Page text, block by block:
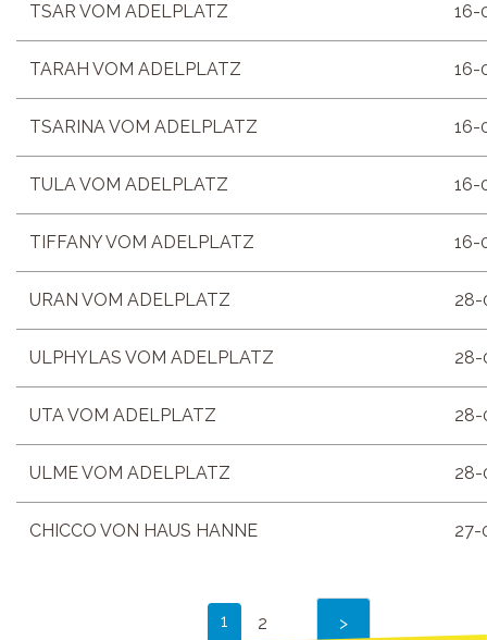
TSAR VOM ADELPLATZ 16-
TARAH VOM ADELPLATZ 16-
TSARINA VOM ADELPLATZ 16-
TULA VOM ADELPLATZ 16-
TIFFANY VOM ADELPLATZ 16-
URAN VOM ADELPLATZ 28-
ULPHYLAS VOM ADELPLATZ 28-
UTA VOM ADELPLATZ 28-
ULME VOM ADELPLATZ 28-
CHICCO VON HAUS HANNE 27-
1 2